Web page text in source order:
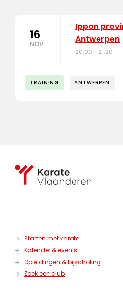
16
NOV.
Ippon
Antwerpen
20:00 - 21:30
TRAINING ANTWERPEN
Starten met karate
Kalender & events
Opleidingen & bijscholing
Zoek een club